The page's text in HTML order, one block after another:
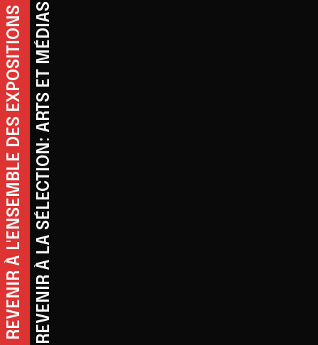
REVENIR À L'ENSEMBLE DES EXPOSITIONSREVENIR À LA SÉLECTION: ARTS ET MÉDIAS